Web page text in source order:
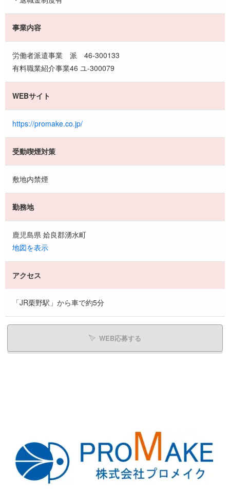
事業内容
労働者派遣事業 派 46-300133
有料職業紹介事業46 ユ-300079
WEBサイト
https://promake.co.jp/
受動喫煙対策
敷地内禁煙
勤務地
鹿児島県 姶良郡湧水町
地図を表示
アクセス
「JR栗野駅」から車で約5分
WEB応募する